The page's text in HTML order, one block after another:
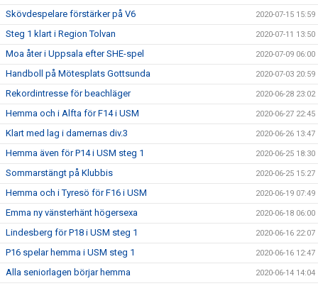
Skövdespelare förstärker på V6 2020-07-15 15:59
Steg 1 klart i Region Tolvan 2020-07-11 13:50
Moa åter i Uppsala efter SHE-spel 2020-07-09 06:00
Handboll på Mötesplats Gottsunda 2020-07-03 20:59
Rekordintresse för beachläger 2020-06-28 23:02
Hemma och i Alfta för F14 i USM 2020-06-27 22:45
Klart med lag i damernas div.3 2020-06-26 13:47
Hemma även för P14 i USM steg 1 2020-06-25 18:30
Sommarstängt på Klubbis 2020-06-25 15:27
Hemma och i Tyresö för F16 i USM 2020-06-19 07:49
Emma ny vänsterhänt högersexa 2020-06-18 06:00
Lindesberg för P18 i USM steg 1 2020-06-16 22:07
P16 spelar hemma i USM steg 1 2020-06-16 12:47
Alla seniorlagen börjar hemma 2020-06-14 14:04